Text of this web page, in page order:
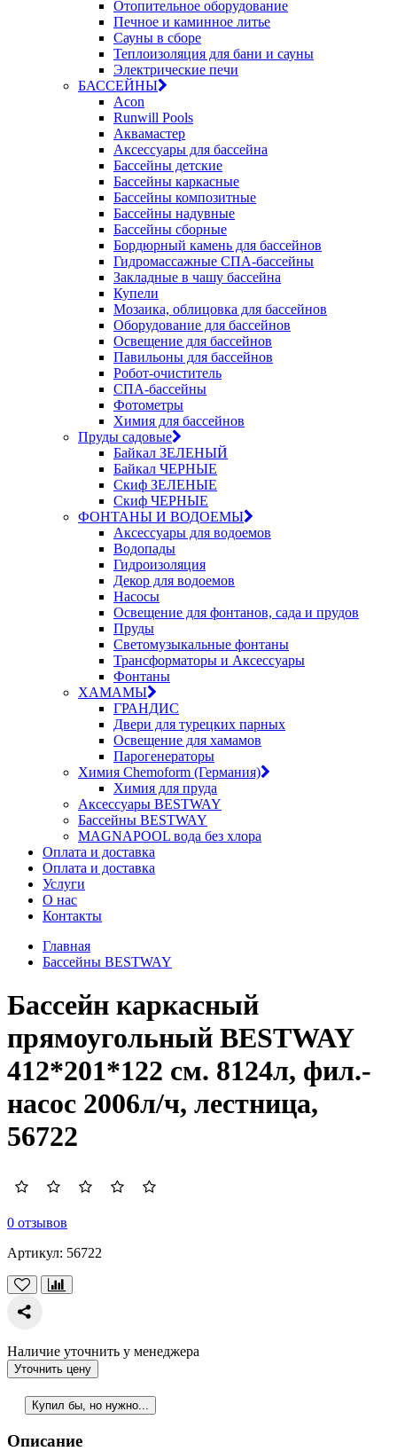
Отопительное оборудование
Печное и каминное литье
Сауны в сборе
Теплоизоляция для бани и сауны
Электрические печи
БАССЕЙНЫ
Acon
Runwill Pools
Аквамастер
Аксессуары для бассейна
Бассейны детские
Бассейны каркасные
Бассейны композитные
Бассейны надувные
Бассейны сборные
Бордюрный камень для бассейнов
Гидромассажные СПА-бассейны
Закладные в чашу бассейна
Купели
Мозаика, облицовка для бассейнов
Оборудование для бассейнов
Освещение для бассейнов
Павильоны для бассейнов
Робот-очиститель
СПА-бассейны
Фотометры
Химия для бассейнов
Пруды садовые
Байкал ЗЕЛЕНЫЙ
Байкал ЧЕРНЫЕ
Скиф ЗЕЛЕНЫЕ
Скиф ЧЕРНЫЕ
ФОНТАНЫ И ВОДОЕМЫ
Аксессуары для водоемов
Водопады
Гидроизоляция
Декор для водоемов
Насосы
Освещение для фонтанов, сада и прудов
Пруды
Светомузыкальные фонтаны
Трансформаторы и Аксессуары
Фонтаны
ХАМАМЫ
ГРАНДИС
Двери для турецких парных
Освещение для хамамов
Парогенераторы
Химия Chemoform (Германия)
Химия для пруда
Аксессуары BESTWAY
Бассейны BESTWAY
MAGNAPOOL вода без хлора
Оплата и доставка
Оплата и доставка
Услуги
О нас
Контакты
Главная
Бассейны BESTWAY
Бассейн каркасный
прямоугольный BESTWAY
412*201*122 см. 8124л, фил.-
насос 2006л/ч, лестница,
56722
0 отзывов
Артикул: 56722
Наличие уточнить у менеджера
Уточнить цену
Купил бы, но нужно...
Описание